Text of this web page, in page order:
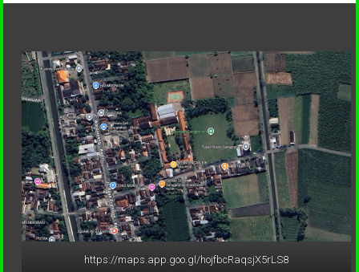
https://maps.app.goo.gl/hojfbcRaqsjX5rLS8